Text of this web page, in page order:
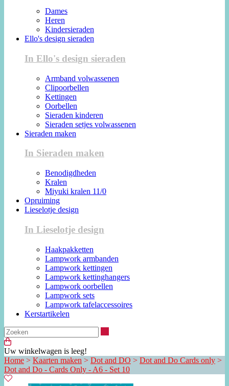
Dames
Heren
Kindersieraden
Ello's design sieraden
In Ello's design sieraden
Armband volwassenen
Clipoorbellen
Kettingen
Oorbellen
Sieraden kinderen
Sieraden setjes volwassenen
Sieraden maken
In Sieraden maken
Benodigdheden
Kralen
Miyuki kralen 11/0
Opruiming
Lieselotje design
In Lieselotje design
Haakpakketten
Lampwork armbanden
Lampwork kettingen
Lampwork kettinghangers
Lampwork oorbellen
Lampwork sets
Lampwork tafelaccessoires
Kerstartikelen
Uw winkelwagen is leeg!
Home > Kaarten maken > Dot and DO > Dot and Do Cards only >
Dot and Do - Cards Only - A6 - Set 10